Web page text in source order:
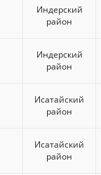
Индерский
район
Индерский
район
Исатайский
район
Исатайский
район